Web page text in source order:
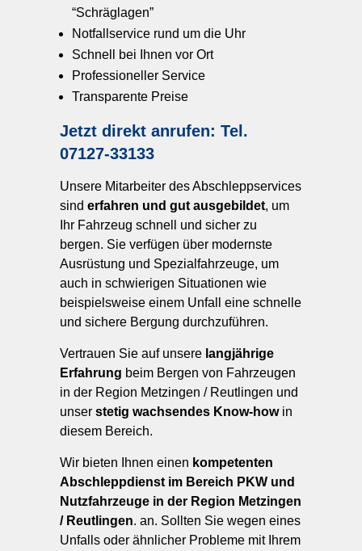
“Schräglagen”
Notfallservice rund um die Uhr
Schnell bei Ihnen vor Ort
Professioneller Service
Transparente Preise
Jetzt direkt anrufen: Tel.
07127-33133
Unsere Mitarbeiter des Abschleppservices
sind erfahren und gut ausgebildet, um
Ihr Fahrzeug schnell und sicher zu
bergen. Sie verfügen über modernste
Ausrüstung und Spezialfahrzeuge, um
auch in schwierigen Situationen wie
beispielsweise einem Unfall eine schnelle
und sichere Bergung durchzuführen.
Vertrauen Sie auf unsere langjährige
Erfahrung beim Bergen von Fahrzeugen
in der Region Metzingen / Reutlingen und
unser stetig wachsendes Know-howin
diesem Bereich.
Wir bieten Ihnen einen kompetenten
Abschleppdienst im Bereich PKW und
Nutzfahrzeuge in der Region Metzingen
/ Reutlingen. an. Sollten Sie wegen eines
Unfalls oder ähnlicher Probleme mit Ihrem